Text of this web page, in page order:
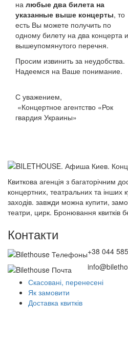
на любые два билета на
указанные выше концерты, то
есть Вы можете получить по
одному билету на два концерта
вышеупомянутого перечня.
Просим извинить за неудобства.
Надеемся на Ваше понимание.
С уважением,
«Концертное агентство «Рок
гвардия Украины»
Квиткова агенція з багаторічним
концертних, театральних та інших
заходів. завжди можна купити,
театри, цирк. Бронювання квитків
Контакти
+38 044
Скасовані, перенесені
Як замовити
Доставка квитків